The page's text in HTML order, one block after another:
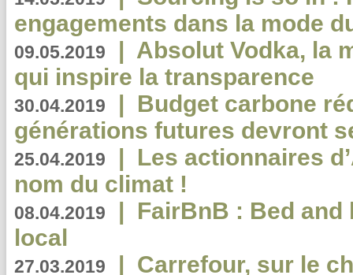
engagements dans la mode
09.05.2019 | Absolut Vodka, la
qui inspire la transparence
30.04.2019 | Budget carbone
générations futures devront
25.04.2019 | Les actionnaires
nom du climat !
08.04.2019 | FairBnB : Bed
local
27.03.2019 | Carrefour, sur le